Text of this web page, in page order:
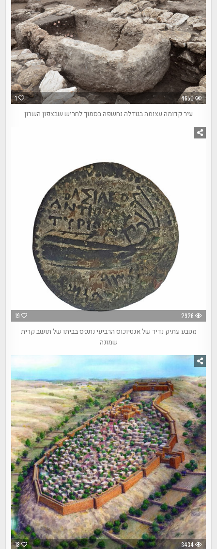
1 4650
עיר קדומה עצומה בגודלה נחשפה בסמוך לחריש שבצפון השרון
19 2926
מטבע עתיק נדיר של אנטיוכוס הרביעי נתפס בביתו של תושב קרית
שמונה
18 3434